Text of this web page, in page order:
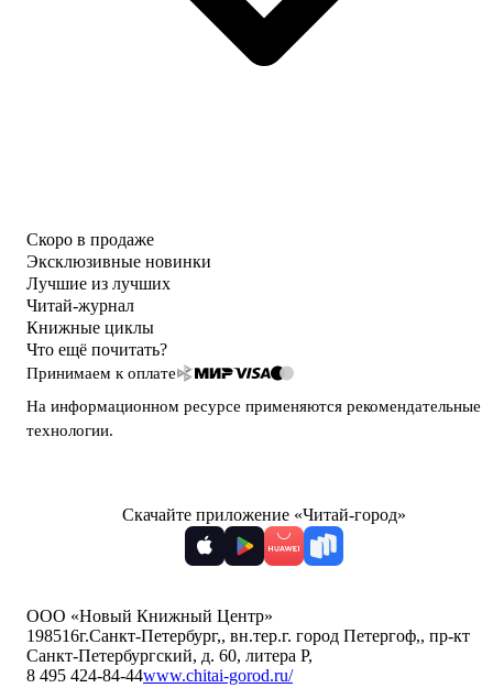
Скоро в продаже
Эксклюзивные новинки
Лучшие из лучших
Читай-журнал
Книжные циклы
Что ещё почитать?
Принимаем к оплате
На информационном ресурсе применяются рекомендательные
технологии.
Скачайте приложение «Читай-город»
ООО «Новый Книжный Центр»
198516г.Санкт-Петербург,, вн.тер.г. город Петергоф,, пр-кт
Санкт-Петербургский, д. 60, литера Р,
8 495 424-84-44www.chitai-gorod.ru/